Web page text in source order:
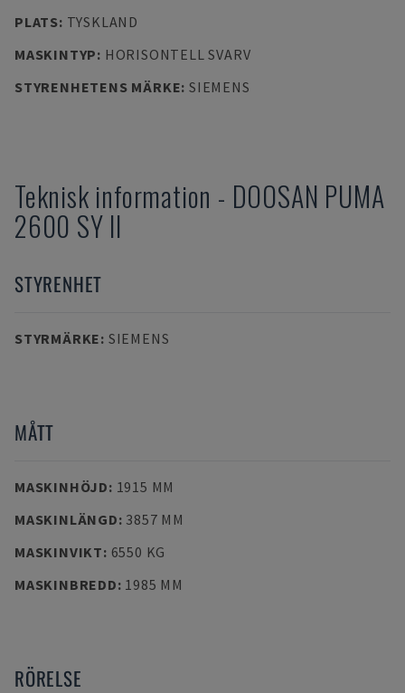
PLATS: TYSKLAND
MASKINTYP: HORISONTELL SVARV
STYRENHETENS MÄRKE: SIEMENS
Teknisk information - DOOSAN PUMA
2600 SY II
STYRENHET
STYRMÄRKE: SIEMENS
MÅTT
MASKINHÖJD: 1915 MM
MASKINLÄNGD: 3857 MM
MASKINVIKT: 6550 KG
MASKINBREDD: 1985 MM
RÖRELSE